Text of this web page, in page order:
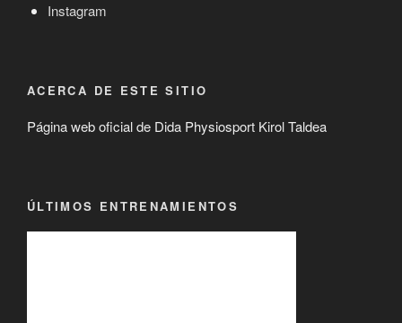
Instagram
ACERCA DE ESTE SITIO
Página web oficial de Dida Physiosport Kirol Taldea
ÚLTIMOS ENTRENAMIENTOS